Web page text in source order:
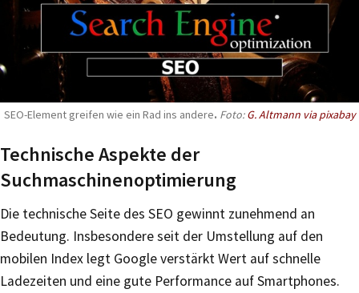
SEO-Element greifen wie ein Rad ins andere. Foto:G. Altmann via pixabay
Technische Aspekte der
Suchmaschinenoptimierung
Die technische Seite des SEO gewinnt zunehmend an
Bedeutung. Insbesondere seit der Umstellung auf den
mobilen Index legt Google verstärkt Wert auf schnelle
Ladezeiten und eine gute Performance auf Smartphones.